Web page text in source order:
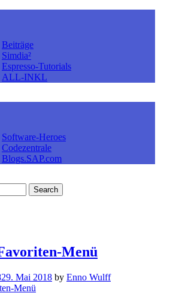
Beiträge
Simdia²
Espresso-Tutorials
ALL-INKL
Software-Heroes
Codezentrale
Blogs.SAP.com
Menü
29. Mai 2018 by Enno Wulff